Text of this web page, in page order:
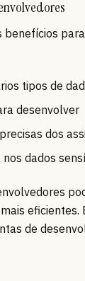
benefícios
tipos de
desenvolver
dos
dados
eficientes.
de